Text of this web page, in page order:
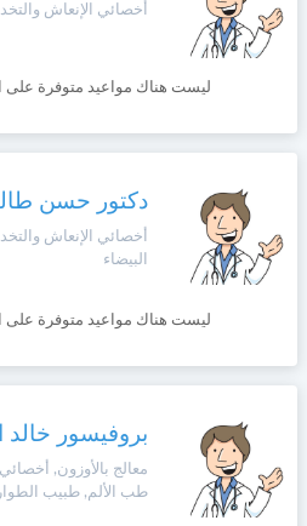
أخصائي الإنعاش
ليست هناك مواعيد متوفرة على
دكتور حسن
أخصائي الإنعاش
البيضاء
ليست هناك مواعيد متوفرة على
بروفيسور خالد
معالج بالأوزون,
طب الألم, طبيب